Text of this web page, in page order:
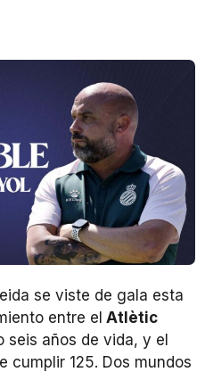
se viste de gala esta
entre el Atlètic
seis años de vida, y el
cumplir 125. Dos mundos